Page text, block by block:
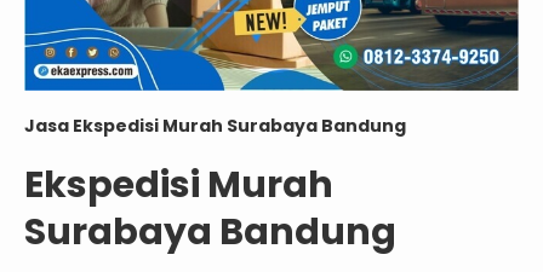
Jasa Ekspedisi Murah Surabaya Bandung
Ekspedisi Murah
Surabaya Bandung